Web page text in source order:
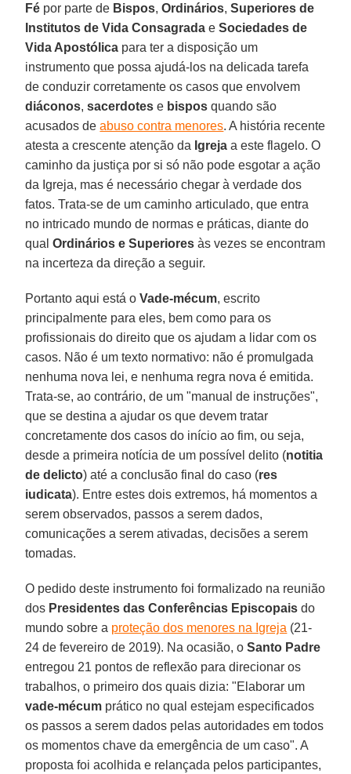
Fé por parte de Bispos,Ordinários,Superiores de
Institutos de Vida Consagrada eSociedades de
Vida Apostólica para ter a disposição um
instrumento que possa ajudá-los na delicada tarefa
de conduzir corretamente os casos que envolvem
diáconos,sacerdotes e bispos quando são
acusados deabuso contra menores. A história recente
atesta a crescente atenção da Igreja a este flagelo. O
caminho da justiça por si só não pode esgotar a ação
da Igreja, mas é necessário chegar à verdade dos
fatos. Trata-se de um caminho articulado, que entra
no intricado mundo de normas e práticas, diante do
qual Ordinários e Superiores às vezes se encontram
na incerteza da direção a seguir.
Portanto aqui está oVade-mécum, escrito
principalmente para eles, bem como para os
profissionais do direito que os ajudam a lidar com os
casos. Não é um texto normativo: não é promulgada
nenhuma nova lei, e nenhuma regra nova é emitida.
Trata-se, ao contrário, de um "manual de instruções",
que se destina a ajudar os que devem tratar
concretamente dos casos do início ao fim, ou seja,
desde a primeira notícia de um possível delito (notitia
de delicto) até a conclusão final do caso (res
iudicata). Entre estes dois extremos, há momentos a
serem observados, passos a serem dados,
comunicações a serem ativadas, decisões a serem
tomadas.
O pedido deste instrumento foi formalizado na reunião
dos Presidentes das Conferências Episcopais do
mundo sobre a proteção dos menores na Igreja (21-
24 de fevereiro de 2019). Na ocasião, oSanto Padre
entregou 21 pontos de reflexão para direcionar os
trabalhos, o primeiro dos quais dizia: "Elaborar um
vade-mécum prático no qual estejam especificados
os passos a serem dados pelas autoridades em todos
os momentos chave da emergência de um caso". A
proposta foi acolhida e relançada pelos participantes,